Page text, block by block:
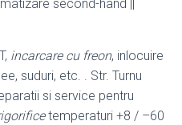
second-hand ||
incarcare cu freon, inlocuire
suduri, etc. . Str. Turnu
si service pentru
temperaturi +8 / –60